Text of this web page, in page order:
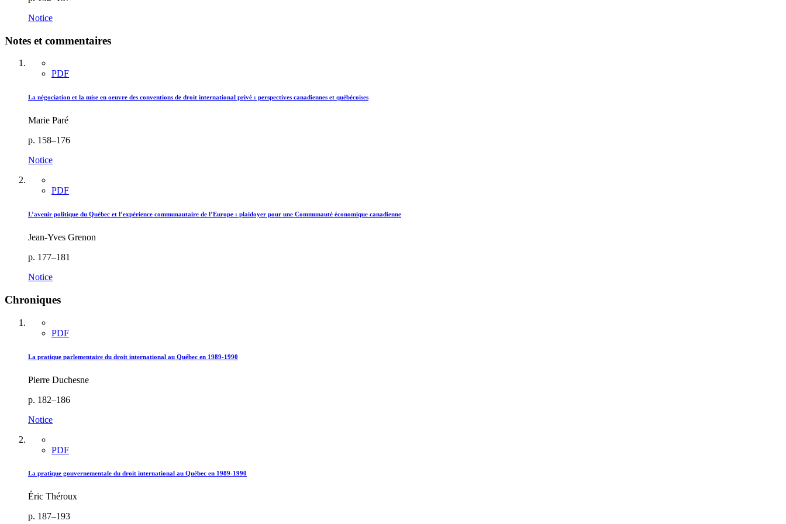
Notice
Notes et commentaires
PDF
La négociation et la mise en oeuvre des conventions de droit international privé : perspectives canadiennes et québécoises
Marie Paré
p. 158–176
Notice
PDF
L’avenir politique du Québec et l’expérience communautaire de l’Europe : plaidoyer pour une Communauté économique canadienne
Jean-Yves Grenon
p. 177–181
Notice
Chroniques
PDF
La pratique parlementaire du droit international au Québec en 1989-1990
Pierre Duchesne
p. 182–186
Notice
PDF
La pratique gouvernementale du droit international au Québec en 1989-1990
Éric Théroux
p. 187–193